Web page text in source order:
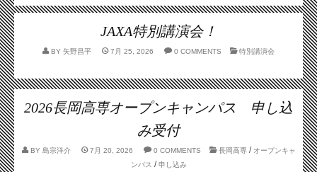
JAXA特別講演会！
BY 矢野昌平 7月 25, 2026 0 COMMENTS 特別講演会
2026長岡高専オープンキャンパス 申し込
み受付
BY 島宗洋介 7月 20, 2026 0 COMMENTS 長岡高専/ オープンキャ
ンパス /申し込み